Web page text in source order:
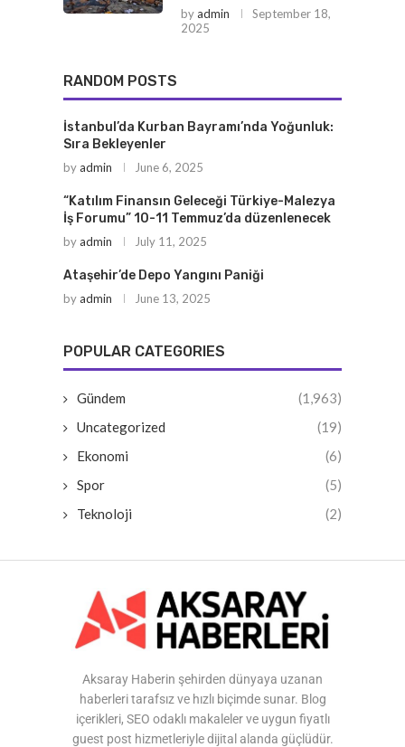
byadmin
September 18,
2025
RANDOM POSTS
İstanbul’da Kurban Bayramı’nda Yoğunluk:
Sıra Bekleyenler
byadmin June 6, 2025
“Katılım Finansın Geleceği Türkiye-Malezya
İş Forumu” 10-11 Temmuz’da düzenlenecek
byadmin July 11, 2025
Ataşehir’de Depo Yangını Paniği
byadmin June 13, 2025
POPULAR CATEGORIES
Gündem
(1,963)
Uncategorized
(19)
Ekonomi
(6)
Spor
(5)
Teknoloji
(2)
Aksaray Haberin şehirden dünyaya uzanan
haberleri tarafsız ve hızlı biçimde sunar. Blog
içerikleri, SEO odaklı makaleler ve uygun fiyatlı
guest post hizmetleriyle dijital alanda güçlüdür.